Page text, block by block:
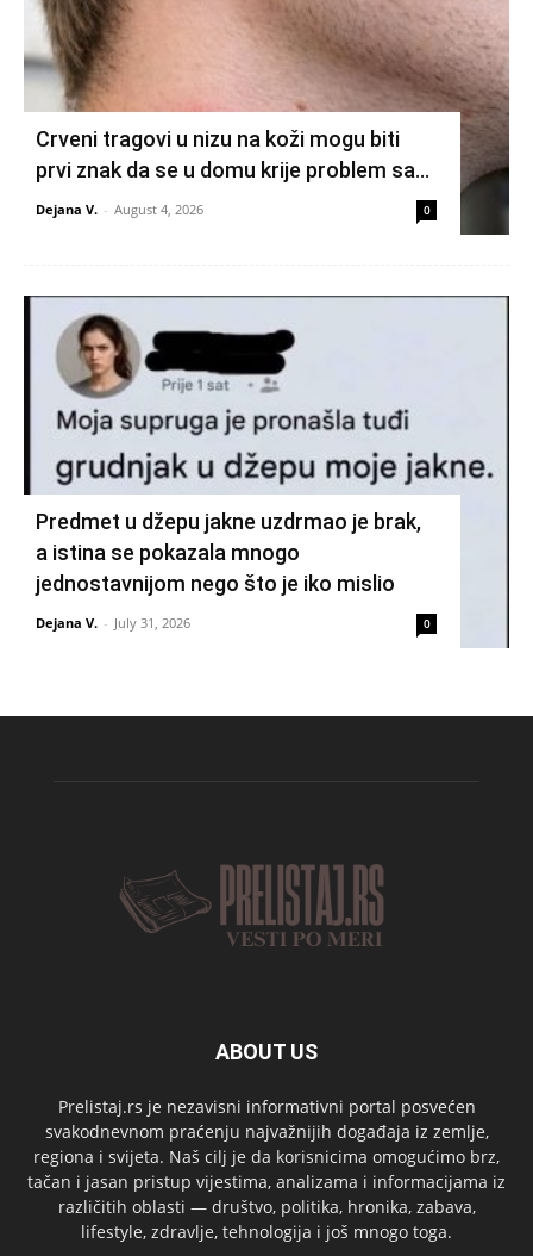
Crveni tragovi u nizu na koži mogu biti
prvi znak da se u domu krije problem sa…
Dejana V. - August 4, 2026 0
Predmet u džepu jakne uzdrmao je brak,
a istina se pokazala mnogo
jednostavnijom nego što je iko mislio
Dejana V. - July 31, 2026 0
ABOUT US
Prelistaj.rs je nezavisni informativni portal posvećen
svakodnevnom praćenju najvažnijih događaja iz zemlje,
regiona i svijeta. Naš cilj je da korisnicima omogućimo brz,
tačan i jasan pristup vijestima, analizama i informacijama iz
različitih oblasti — društvo, politika, hronika, zabava,
lifestyle, zdravlje, tehnologija i još mnogo toga.